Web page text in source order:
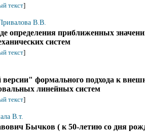
текст]
В.В.
определения приближенных
систем
текст]
формального подхода к
линейных систем
текст]
В.т.
Бычков ( к 50-летию со дня